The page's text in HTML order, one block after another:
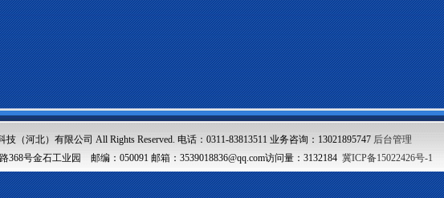
（河北）有限公司 All Rights Reserved. 电话：0311-83813511 业务咨询：13021895747 后台管理
368号金石工业园 邮编：050091 邮箱：3539018836@qq.com访问量：3132184 冀ICP备15022426号-1